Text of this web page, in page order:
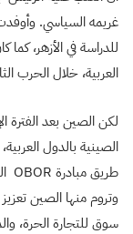
غريمه السياسي.
للدراسة في الأزهر،
العربية، خلال الحرب
لكن الصين بعد الفترة
الصينية بالدول
طريق مبادرة OBOR
وتروم منها الصين
سوق للتجارة الحرة،